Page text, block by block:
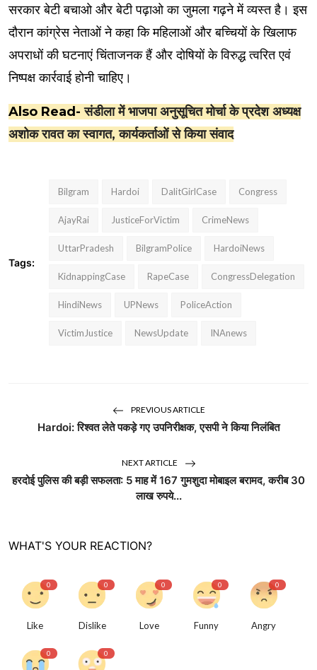
सरकार बेटी बचाओ और बेटी पढ़ाओ का जुमला गढ़ने में व्यस्त है। इस
दौरान कांग्रेस नेताओं ने कहा कि महिलाओं और बच्चियों के खिलाफ
अपराधों की घटनाएं चिंताजनक हैं और दोषियों के विरुद्ध त्वरित एवं
निष्पक्ष कार्रवाई होनी चाहिए।
Also Read-संडीला में भाजपा अनुसूचित मोर्चा के प्रदेश अध्यक्ष
अशोक रावत का स्वागत, कार्यकर्ताओं से किया संवाद
Tags:
Bilgram Hardoi DalitGirlCase Congress
AjayRai JusticeForVictim CrimeNews
UttarPradesh BilgramPolice HardoiNews
KidnappingCase RapeCase CongressDelegation
HindiNews UPNews PoliceAction
VictimJustice NewsUpdate INAnews
PREVIOUS ARTICLE
Hardoi: रिश्वत लेते पकड़े गए उपनिरीक्षक, एसपी ने किया निलंबित
NEXT ARTICLE
हरदोई पुलिस की बड़ी सफलता: 5 माह में 167 गुमशुदा मोबाइल बरामद, करीब 30
लाख रुपये...
WHAT'S YOUR REACTION?
0
Like
0
Dislike
0
Love
0
Funny
0
Angry
0 0